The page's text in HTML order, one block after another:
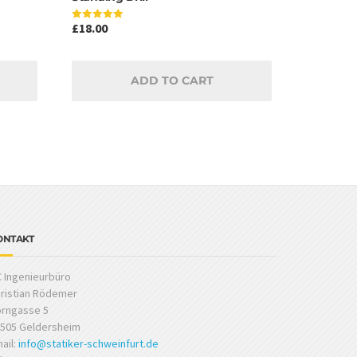
Rated
£18.00
ADD TO CART
Ingenieurbüro
Rödemer
5
Geldersheim
info@statiker-schweinfurt.de